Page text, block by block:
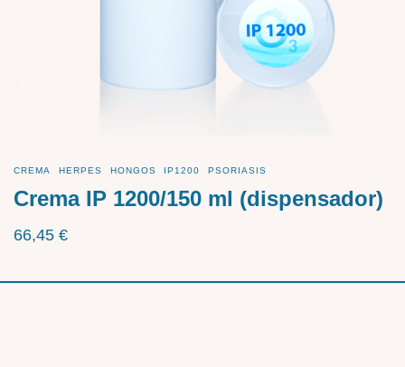
CREMA HERPES HONGOS IP1200 PSORIASIS
Crema IP 1200/150 ml (dispensador)
66,45 €